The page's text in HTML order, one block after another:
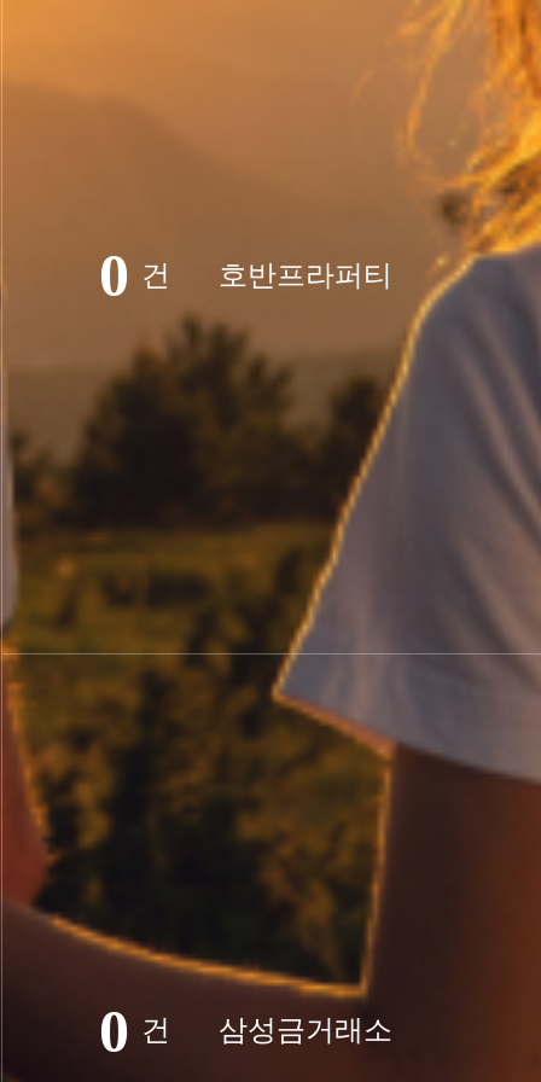
0 건 호반프라퍼티
0 건 삼성금거래소